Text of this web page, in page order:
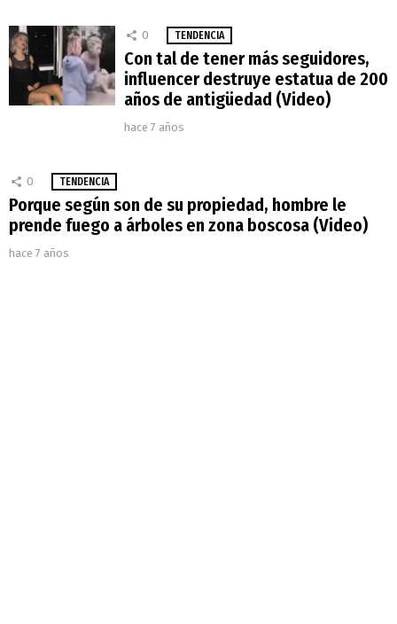
0 TENDENCIA
Con tal de tener más seguidores,
influencer destruye estatua de 200
años de antigüedad (Video)
hace 7 años
0 TENDENCIA
Porque según son de su propiedad, hombre le
prende fuego a árboles en zona boscosa (Video)
hace 7 años